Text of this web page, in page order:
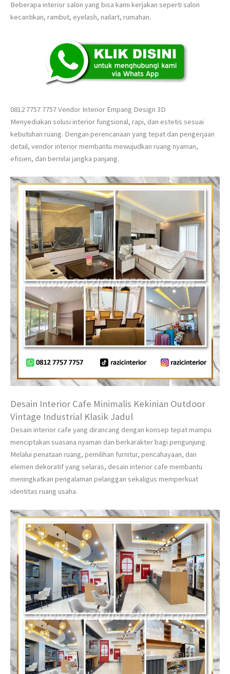
Beberapa interior salon yang bisa kami kerjakan seperti salon
kecantikan, rambut, eyelash, nailart, rumahan.
0812 7757 7757 Vendor Interior Empang Design 3D
Menyediakan solusi interior fungsional, rapi, dan estetis sesuai
kebutuhan ruang. Dengan perencanaan yang tepat dan pengerjaan
detail, vendor interior membantu mewujudkan ruang nyaman,
efisien, dan bernilai jangka panjang.
Desain Interior Cafe Minimalis Kekinian Outdoor
Vintage Industrial Klasik Jadul
Desain interior cafe yang dirancang dengan konsep tepat mampu
menciptakan suasana nyaman dan berkarakter bagi pengunjung.
Melalui penataan ruang, pemilihan furnitur, pencahayaan, dan
elemen dekoratif yang selaras, desain interior cafe membantu
meningkatkan pengalaman pelanggan sekaligus memperkuat
identitas ruang usaha.